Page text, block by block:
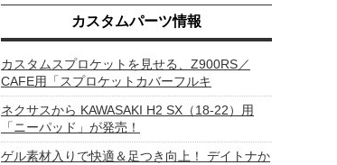
カスタムパーツ情報
カスタムスプロケットを見せる、Z900RS／
CAFE用「スプロケットカバーフルキ
ネクサスから KAWASAKI H2 SX（18-22）用
「ニーパッド」が発売！
ゲル素材入りで快適＆足つき向上！ デイトナか